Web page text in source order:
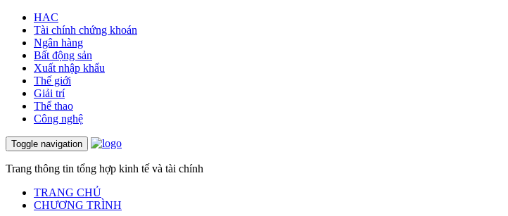
HAC
Tài chính chứng khoán
Ngân hàng
Bất động sản
Xuất nhập khẩu
Thế giới
Giải trí
Thể thao
Công nghệ
Toggle navigation
Trang thông tin tổng hợp kinh tế và tài chính
TRANG CHỦ
CHƯƠNG TRÌNH